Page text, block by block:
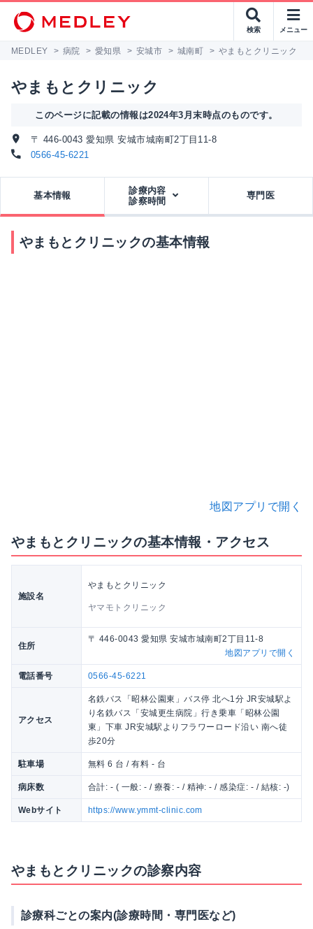
検索 メニュー
MEDLEY > 病院 > 愛知県 > 安城市 > 城南町 > やまもとクリニック
やまもとクリニック
このページに記載の情報は2024年3月末時点のものです。
〒 446-0043 愛知県 安城市城南町2丁目11-8
0566-45-6221
基本情報
診療内容
診察時間
専門医
やまもとクリニックの基本情報
地図アプリで開く
やまもとクリニックの基本情報・アクセス
施設名
やまもとクリニック
ヤマモトクリニック
住所
〒 446-0043 愛知県 安城市城南町2丁目11-8
地図アプリで開く
電話番号 0566-45-6221
アクセス
名鉄バス「昭林公園東」バス停 北へ1分 JR安城駅よ
り名鉄バス「安城更生病院」行き乗車「昭林公園
東」下車 JR安城駅よりフラワーロード沿い 南へ徒
歩20分
駐車場 無料 6 台 / 有料 - 台
病床数 合計: - ( 一般: - / 療養: - / 精神: - / 感染症: - / 結核: -)
Webサイト https://www.ymmt-clinic.com
やまもとクリニックの診察内容
診療科ごとの案内(診療時間・専門医など)